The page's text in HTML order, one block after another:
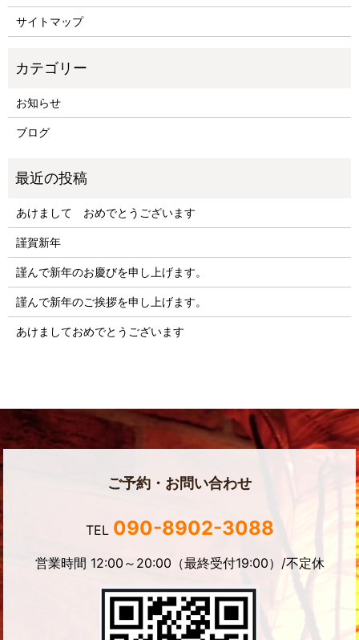
サイトマップ
お知らせ
ブログ
あけまして おめでとうございます
謹賀新年
謹んで新年のお慶びを申し上げます。
謹んで新年のご挨拶を申し上げます。
あけましておめでとうございます
ご予約・お問い合わせ
TEL 090-8902-3088
営業時間 12:00～20:00（最終受付19:00）/不定休